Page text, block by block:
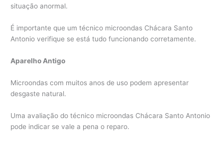
situação anormal.
É importante que um técnico microondas Chácara Santo
Antonio verifique se está tudo funcionando corretamente.
Aparelho Antigo
Microondas com muitos anos de uso podem apresentar
desgaste natural.
Uma avaliação do técnico microondas Chácara Santo Antonio
pode indicar se vale a pena o reparo.